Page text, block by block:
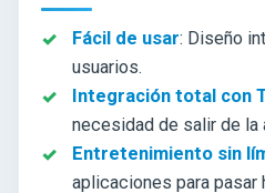
Fácil de usar: Diseño
usuarios.
Integración total con
necesidad de salir de la
Entretenimiento sin
aplicaciones para pasar